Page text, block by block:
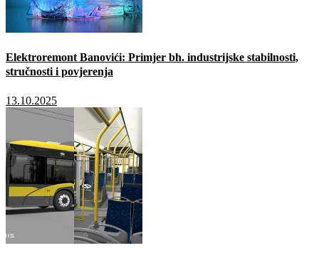
Elektroremont Banovići: Primjer bh. industrijske stabilnosti,
stručnosti i povjerenja
13.10.2025